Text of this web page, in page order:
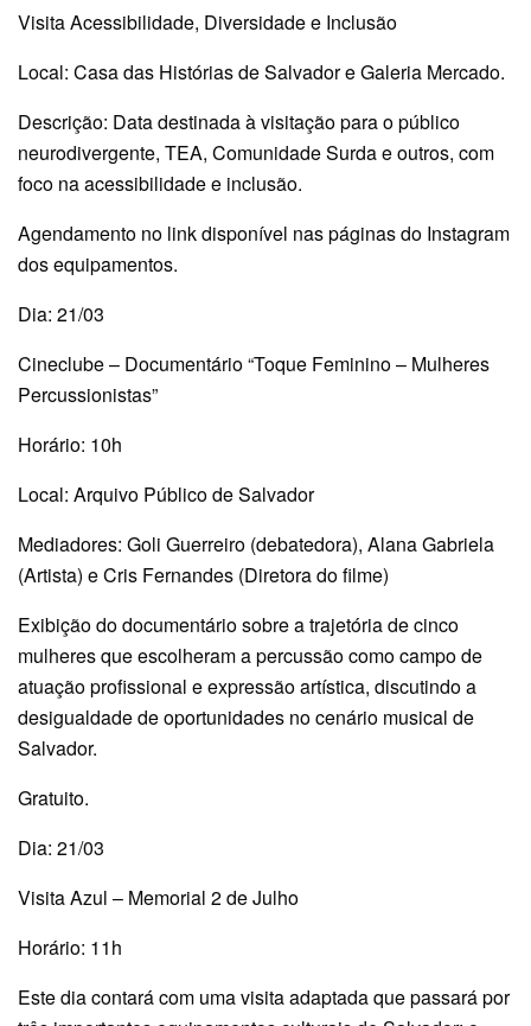
Visita Acessibilidade, Diversidade e Inclusão
Local: Casa das Histórias de Salvador e Galeria Mercado.
Descrição: Data destinada à visitação para o público
neurodivergente, TEA, Comunidade Surda e outros, com
foco na acessibilidade e inclusão.
Agendamento no link disponível nas páginas do Instagram
dos equipamentos.
Dia: 21/03
Cineclube – Documentário “Toque Feminino – Mulheres
Percussionistas”
Horário: 10h
Local: Arquivo Público de Salvador
Mediadores: Goli Guerreiro (debatedora), Alana Gabriela
(Artista) e Cris Fernandes (Diretora do filme)
Exibição do documentário sobre a trajetória de cinco
mulheres que escolheram a percussão como campo de
atuação profissional e expressão artística, discutindo a
desigualdade de oportunidades no cenário musical de
Salvador.
Gratuito.
Dia: 21/03
Visita Azul – Memorial 2 de Julho
Horário: 11h
Este dia contará com uma visita adaptada que passará por